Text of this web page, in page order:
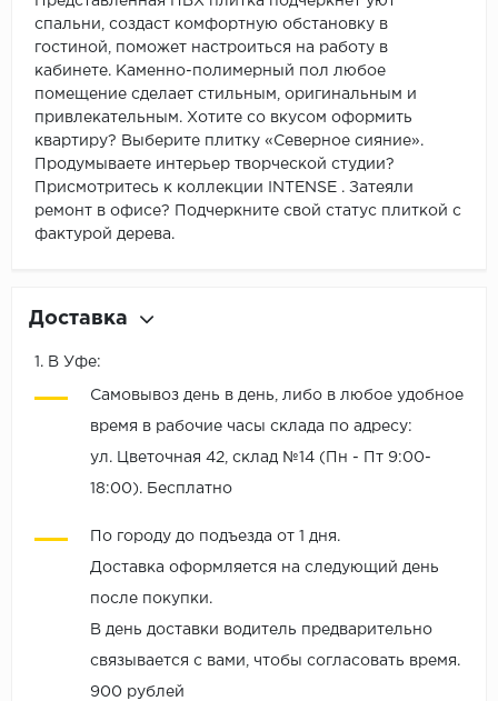
спальни, создаст комфортную обстановку в
гостиной, поможет настроиться на работу в
кабинете. Каменно-полимерный пол любое
помещение сделает стильным, оригинальным и
привлекательным. Хотите со вкусом оформить
квартиру? Выберите плитку «Северное сияние».
Продумываете интерьер творческой студии?
Присмотритесь к коллекции INTENSE . Затеяли
ремонт в офисе? Подчеркните свой статус плиткой с
фактурой дерева.
Доставка
1. В Уфе:
Самовывоз день в день, либо в любое удобное
время в рабочие часы склада по адресу:
ул. Цветочная 42, склад №14 (Пн - Пт 9:00-
18:00). Бесплатно
По городу до подъезда от 1 дня.
Доставка оформляется на следующий день
после покупки.
В день доставки водитель предварительно
связывается с вами, чтобы согласовать время.
900 рублей